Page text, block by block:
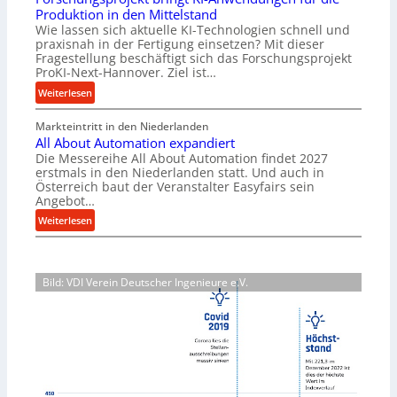
u
n
g
e
n
e
r
h
ö
h
e
n
d
i
P
e
a
r
i
a
l
v
e
o
r
g
u
n
g
n
t
Produktion in den Mittelstand
Wie lassen sich aktuelle KI-Technologien schnell und
praxisnah in der Fertigung einsetzen? Mit dieser
Fragestellung beschäftigt sich das Forschungsprojekt
ProKI-Next-Hannover. Ziel ist…
Weiterlesen:
F
o
r
s
c
h
u
n
p
r
Markteintritt in den Niederlanden
All About Automation expandiert
Die Messereihe All About Automation findet 2027
erstmals in den Niederlanden statt. Und auch in
Österreich baut der Veranstalter Easyfairs sein
Angebot…
Weiterlesen:
A
l
A
Bild: VDI Verein Deutscher Ingenieure e.V.